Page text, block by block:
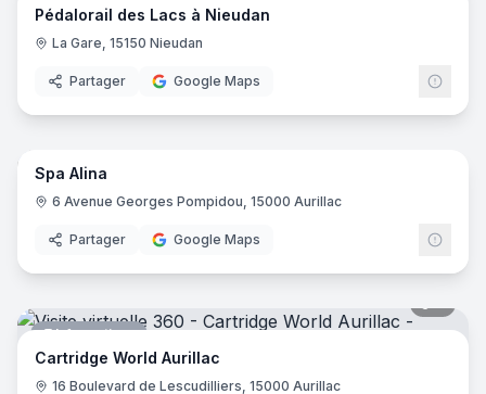
Pédalorail des Lacs à Nieudan
La Gare, 15150 Nieudan
Partager Google Maps
Magasin de meubles
10
Spa Alina
6 Avenue Georges Pompidou, 15000 Aurillac
Partager Google Maps
Informatique
Cartridge World Aurillac
16 Boulevard de Lescudilliers, 15000 Aurillac